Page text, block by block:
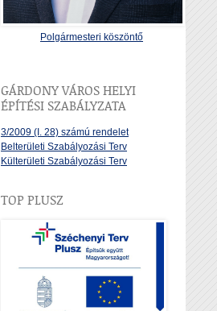
Polgármesteri köszöntő
GÁRDONY VÁROS HELYI
ÉPÍTÉSI SZABÁLYZATA
3/2009 (I. 28) számú rendelet
Belterületi Szabályozási Terv
Külterületi Szabályozási Terv
TOP PLUSZ